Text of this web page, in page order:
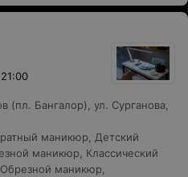
(пл. Бангалор) ул. Сурганова
маникюр
Детский
маникюр
Классический
Обрезной маникюр